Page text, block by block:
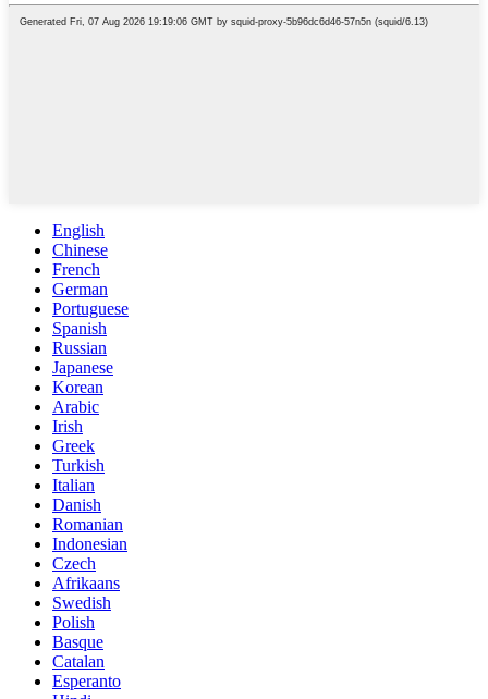
English
Chinese
French
German
Portuguese
Spanish
Russian
Japanese
Korean
Arabic
Irish
Greek
Turkish
Italian
Danish
Romanian
Indonesian
Czech
Afrikaans
Swedish
Polish
Basque
Catalan
Esperanto